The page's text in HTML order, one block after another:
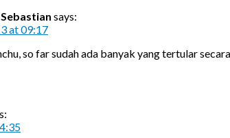
says:
at 09:17
so far sudah ada banyak yang tertular